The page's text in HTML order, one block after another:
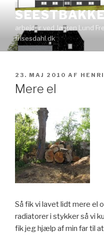
Videre
indholdarbejder ved Jørgen Lund
frisesdahl.dk
UDGIVET
DEN
23. MAJ 2010 AF
Mere el
Så fik vi lavet lidt mere el
radiatorer i stykker så vi
fik jeg hjælp af min far til